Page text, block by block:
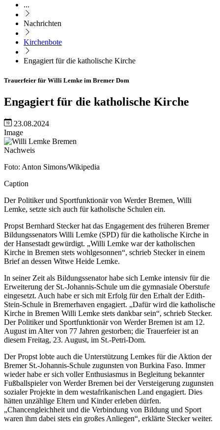
...
Nachrichten
Kirchenbote
Engagiert für die katholische Kirche
Trauerfeier für Willi Lemke im Bremer Dom
Engagiert für die katholische Kirche
23.08.2024
Image
Nachweis
Foto: Anton Simons/Wikipedia
Caption
Der Politiker und Sportfunktionär von Werder Bremen, Willi
Lemke, setzte sich auch für katholische Schulen ein.
Propst Bernhard Stecker hat das Engagement des früheren Bremer
Bildungssenators Willi Lemke (SPD) für die katholische Kirche in
der Hansestadt gewürdigt. „Willi Lemke war der katholischen
Kirche in Bremen stets wohlgesonnen“, schrieb Stecker in einem
Brief an dessen Witwe Heide Lemke.
In seiner Zeit als Bildungssenator habe sich Lemke intensiv für die
Erweiterung der St.-Johannis-Schule um die gymnasiale Oberstufe
eingesetzt. Auch habe er sich mit Erfolg für den Erhalt der Edith-
Stein-Schule in Bremerhaven engagiert. „Dafür wird die katholische
Kirche in Bremen Willi Lemke stets dankbar sein“, schrieb Stecker.
Der Politiker und Sportfunktionär von Werder Bremen ist am 12.
August im Alter von 77 Jahren gestorben; die Trauerfeier ist an
diesem Freitag, 23. August, im St.-Petri-Dom.
Der Propst lobte auch die Unterstützung Lemkes für die Aktion der
Bremer St.-Johannis-Schule zugunsten von Burkina Faso. Immer
wieder habe er sich voller Enthusiasmus in Begleitung bekannter
Fußballspieler von Werder Bremen bei der Versteigerung zugunsten
sozialer Projekte in dem westafrikanischen Land engagiert. Dies
hätten unzählige Eltern und Kinder erleben dürfen.
„Chancengleichheit und die Verbindung von Bildung und Sport
waren ihm dabei stets ein großes Anliegen“, erklärte Stecker weiter.